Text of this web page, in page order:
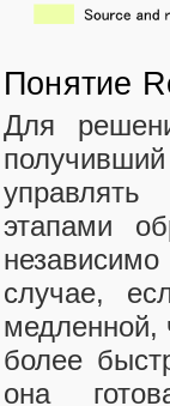
Понятие
Для
этапами
случае,
медленной,
более
она